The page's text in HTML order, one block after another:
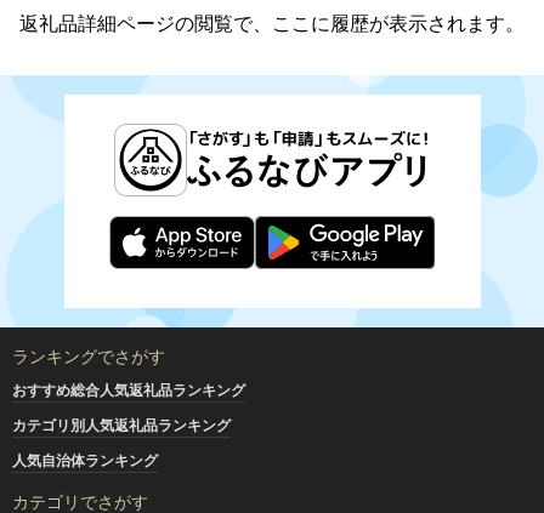
返礼品詳細ページの閲覧で、ここに履歴が表示されます。
ランキングでさがす
おすすめ総合人気返礼品ランキング
カテゴリ別人気返礼品ランキング
人気自治体ランキング
カテゴリでさがす